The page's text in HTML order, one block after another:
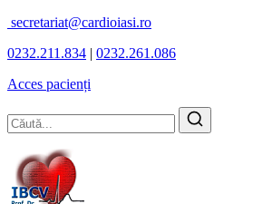
secretariat@cardioiasi.ro
0232.211.834 | 0232.261.086
Acces pacienți